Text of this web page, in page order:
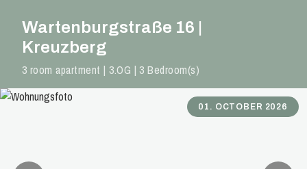
Wartenburgstraße 16 |
Kreuzberg
3 room apartment | 3.OG | 3 Bedroom(s)
01. OCTOBER 2026